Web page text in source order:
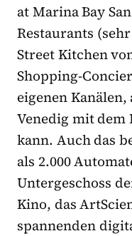
at Marina Bay
Restaurants
Street Kitchen
Shopping-
eigenen
Venedig mit
kann. Auch das
als 2.000
Untergeschoss
Kino, das
spannenden